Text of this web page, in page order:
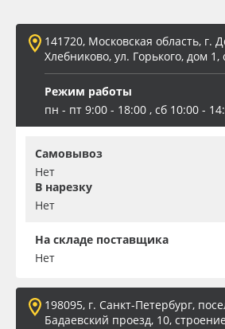
Oracal 641
Orajet 3640
Плёнка монтажная Oratape
ПЭТ листовой
ПЭТ бэклит
Заготовки для сувениров
141720, Московская область, г.
Хлебниково, ул. Горького, дом 1,
Режим работы
пн - пт 9:00 - 18:00 , сб 10:00 -
Самовывоз
Нет
В нарезку
Нет
На складе поставщика
Нет
198095, г. Санкт-Петербург,
Бадаевский проезд, 10,